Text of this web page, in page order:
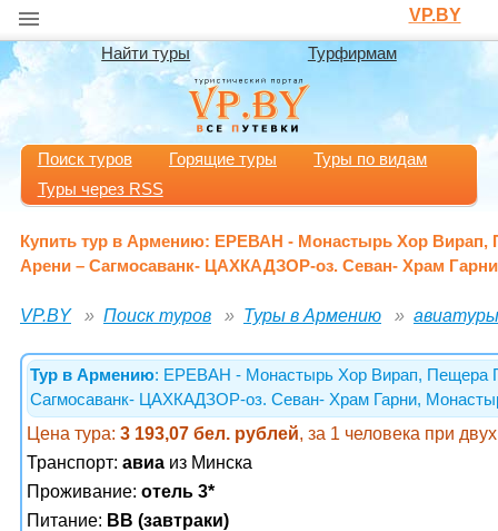
VP.BY
Найти туры Турфирмам
Поиск туров Горящие туры
Туры по видам
Туры через RSS
Купить тур в Армению: ЕРЕВАН - Монастырь Хор
Арени – Сагмосаванк- ЦАХКАДЗОР-оз. Севан- Храм
VP.BY Поиск туров Туры в Армению
Тур в Армению: ЕРЕВАН - Монастырь Хор Вирап, Пещера
Сагмосаванк- ЦАХКАДЗОР-оз. Севан- Храм Гарни,
Цена тура: 3 193,07 бел. рублей, за 1 человека при
Транспорт: авиа из Минска
Проживание: отель 3*
Питание: BB (завтраки)